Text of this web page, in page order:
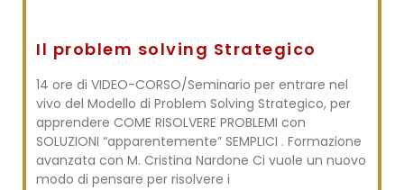
Il problem solving Strategico
14 ore di VIDEO-CORSO/Seminario per entrare nel
vivo del Modello di Problem Solving Strategico, per
apprendere COME RISOLVERE PROBLEMI con
SOLUZIONI “apparentemente” SEMPLICI . Formazione
avanzata con M. Cristina Nardone Ci vuole un nuovo
modo di pensare per risolvere i